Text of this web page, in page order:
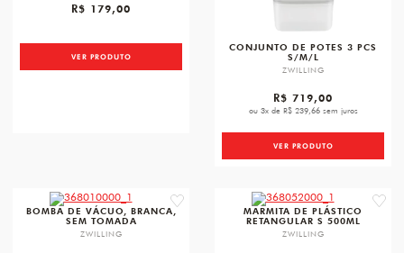
R$ 179,00
VER PRODUTO
CONJUNTO DE POTES 3 PCS
S/M/L
ZWILLING
R$ 719,00
ou 3x de R$ 239,66 sem juros
VER PRODUTO
favorite
BOMBA DE VÁCUO, BRANCA,
SEM TOMADA
ZWILLING
MARMITA DE PLÁSTICO
RETANGULAR S 500ML
ZWILLING